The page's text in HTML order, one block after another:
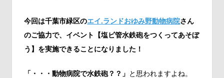
今回は千葉市緑区のエイ.ランドおゆみ野動物病院さん
のご協力で、イベント【塩ビ管水鉄砲をつくってあそぼ
う】を実施できることになりました！
「・・・動物病院で水鉄砲？？」 と思われますよね。